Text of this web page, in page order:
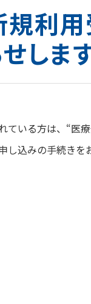
利
しま
ている方は、“医
込みの手続きを